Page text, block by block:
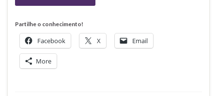
Partilhe o conhecimento!
Facebook X Email
More